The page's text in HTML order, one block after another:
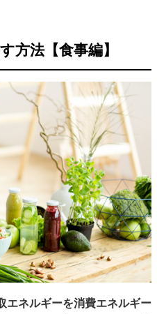
方法【食事編】
エネルギーを消費エネルギー